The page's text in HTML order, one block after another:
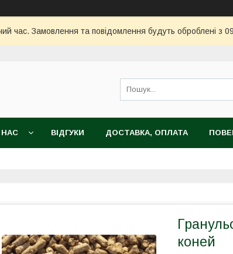
час. Замовлення та повідомлення будуть оброблені з
ВІДГУКИ ДОСТАВКА, ОПЛАТА
коней